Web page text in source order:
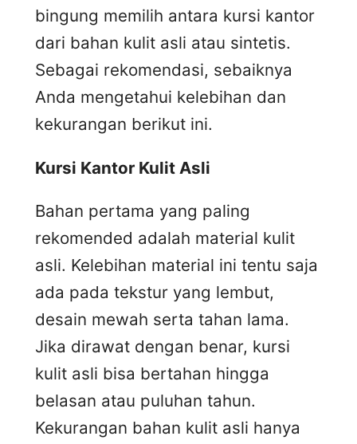
bingung memilih antara kursi kantor
dari bahan kulit asli atau sintetis.
Sebagai rekomendasi, sebaiknya
Anda mengetahui kelebihan dan
kekurangan berikut ini.
Kursi Kantor Kulit Asli
Bahan pertama yang paling
rekomended adalah material kulit
asli. Kelebihan material ini tentu saja
ada pada tekstur yang lembut,
desain mewah serta tahan lama.
Jika dirawat dengan benar, kursi
kulit asli bisa bertahan hingga
belasan atau puluhan tahun.
Kekurangan bahan kulit asli hanya